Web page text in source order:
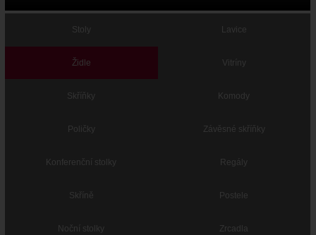
Stoly Lavice
Židle Vitríny
Skříňky Komody
Poličky Závěsné skříňky
Konferenční stolky Regály
Skříně Postele
Noční stolky Zrcadla